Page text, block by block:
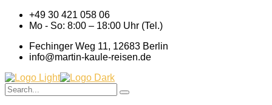
+49 30 421 058 06
Mo - So: 8:00 – 18:00 Uhr (Tel.)
Fechinger Weg 11, 12683 Berlin
info@martin-kaule-reisen.de